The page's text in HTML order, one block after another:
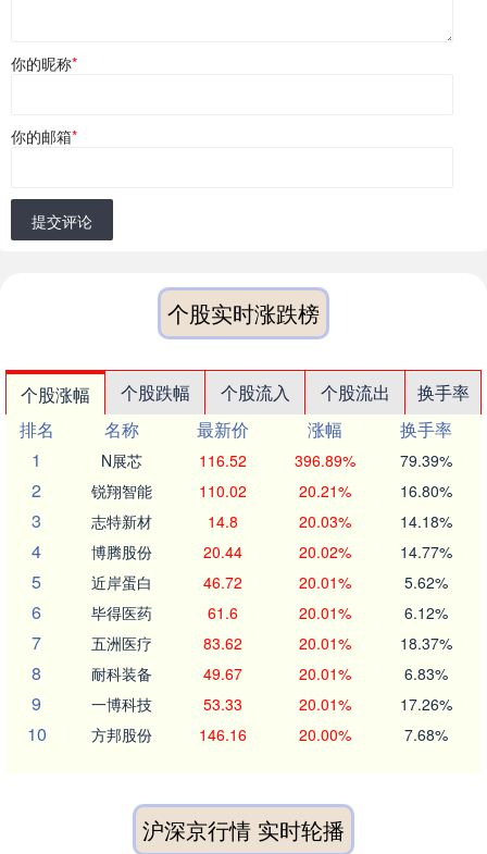
你的昵称*
你的邮箱*
提交评论
个股实时涨跌榜
个股涨幅 个股跌幅 个股流入 个股流出
换手率
排名
名称 最新价 涨幅
换手率
1
N展芯 116.52 396.89% 79.39%
2 锐翔智能 110.02 20.21% 16.80%
3 志特新材 14.8 20.03% 14.18%
4 博腾股份 20.44 20.02% 14.77%
5 近岸蛋白 46.72 20.01% 5.62%
6 毕得医药 61.6 20.01% 6.12%
7 五洲医疗 83.62 20.01% 18.37%
8 耐科装备 49.67 20.01% 6.83%
9 一博科技 53.33 20.01% 17.26%
10 方邦股份 146.16 20.00% 7.68%
沪深京行情 实时轮播